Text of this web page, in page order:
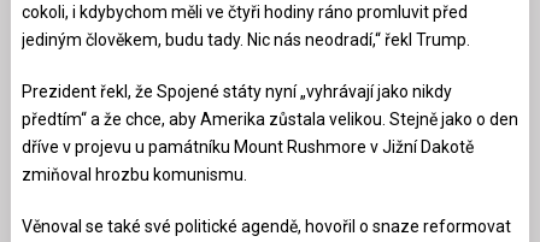
cokoli, i kdybychom měli ve čtyři hodiny ráno promluvit před
jediným člověkem, budu tady. Nic nás neodradí,“ řekl Trump.
Prezident řekl, že Spojené státy nyní „vyhrávají jako nikdy
předtím“ a že chce, aby Amerika zůstala velikou. Stejně jako o den
dříve v projevu u památníku Mount Rushmore v Jižní Dakotě
zmiňoval hrozbu komunismu.
Věnoval se také své politické agendě, hovořil o snaze reformovat